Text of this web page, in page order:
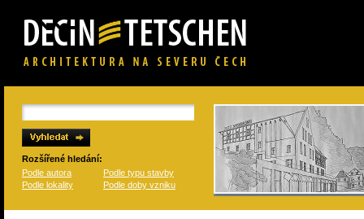
Rozšířené hledání:
Podle autora
Podle typu stavby
Podle lokality
Podle doby vzniku